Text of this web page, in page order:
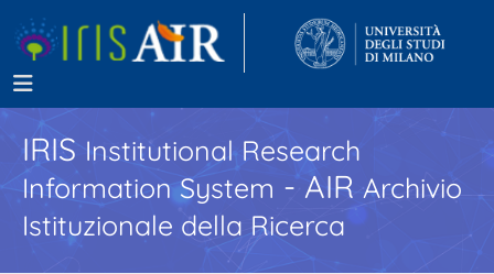
IRISInstitutional Research
Information System - AIR Archivio
Istituzionale della Ricerca